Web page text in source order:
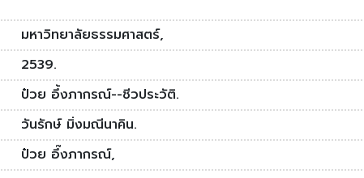
มหาวิทยาลัยธรรมศาสตร์,
2539.
ป๋วย อึ้งภากรณ์--ชีวประวัติ.
วันรักษ์ มิ่งมณีนาคิน.
ป๋วย อึ๊งภากรณ์,